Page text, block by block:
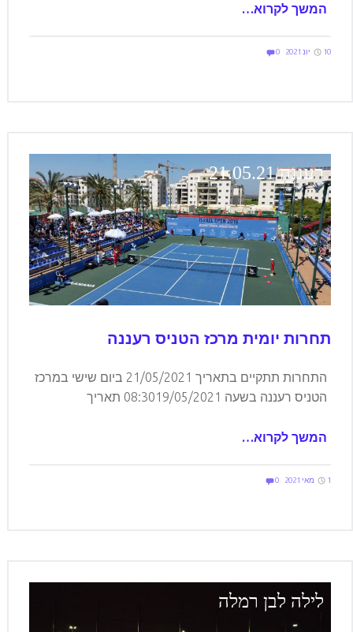
המשך לקרוא…
10 יונ 2021
Written by:Comments:0
רעננה 21.05.21
תחרות יומית מרכז הטניס רעננה
התחרות תתקיים בתאריך 21/05/2021 ביום שישי במרכז
הטניס רעננה בשעה 08:3019/05/2021 תאריך
המשך לקרוא…
Written by:Comments:0
לילה לבן רמלה